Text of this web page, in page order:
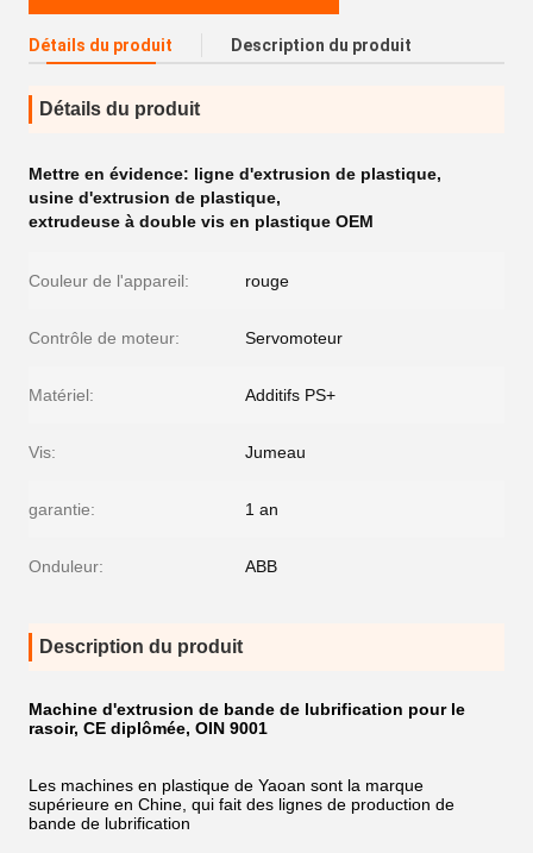
Détails du produit Description du produit
Détails du produit
Mettre en évidence: ligne d'extrusion de plastique,
usine d'extrusion de plastique,
extrudeuse à double vis en plastique OEM
Couleur de l'appareil: rouge
Contrôle de moteur: Servomoteur
Matériel: Additifs PS+
Vis: Jumeau
garantie: 1 an
Onduleur: ABB
Description du produit
Machine d'extrusion de bande de lubrification pour le
rasoir, CE diplômée, OIN 9001
Les machines en plastique de Yaoan sont la marque
supérieure en Chine, qui fait des lignes de production de
bande de lubrification